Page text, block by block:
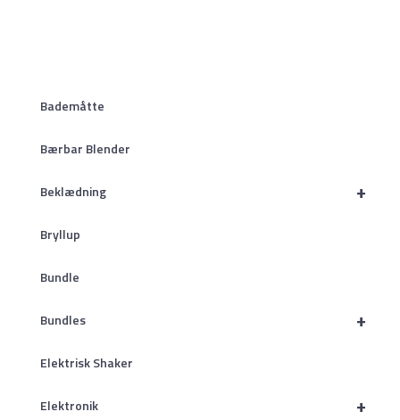
Bademåtte
Bærbar Blender
+
Beklædning
Bryllup
Bundle
+
Bundles
Elektrisk Shaker
+
Elektronik